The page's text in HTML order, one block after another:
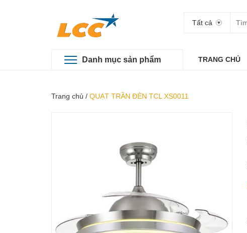
Tất cả
Danh mục sản phẩm TRANG CHỦ
Trang chủ / QUẠT TRẦN ĐÈN TCL XS0011